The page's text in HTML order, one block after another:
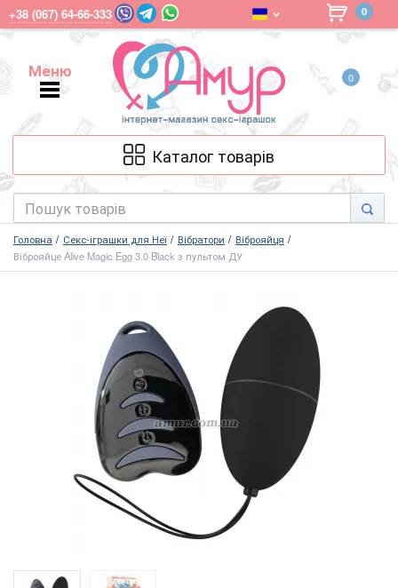
+38 (067) 64-66-333 0
Меню
Меню
0
Каталог товарів
Головна Секс-іграшки для Неї Вібратори
Віброяйця
Віброяйце Alive Magic Egg 3.0 Black з пультом ДУ